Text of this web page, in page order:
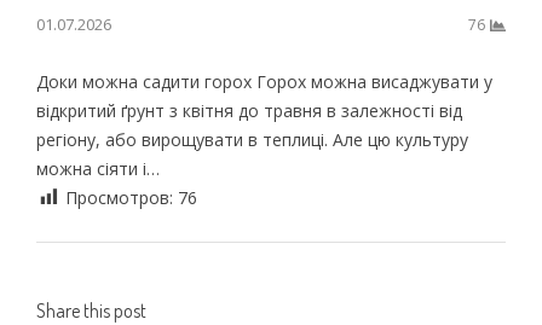
01.07.2026 76
Доки можна садити горох Горох можна висаджувати у
відкритий ґрунт з квітня до травня в залежності від
регіону, або вирощувати в теплиці. Але цю культуру
можна сіяти і…
Просмотров: 76
Share this post